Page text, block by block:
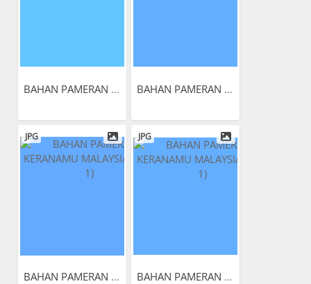
BAHAN PAMERAN KERANAMU... BAHAN PAMERAN KERANAMU...
JPG
BAHAN PAMERAN KERANAMU...
JPG
BAHAN PAMERAN KERANAMU...